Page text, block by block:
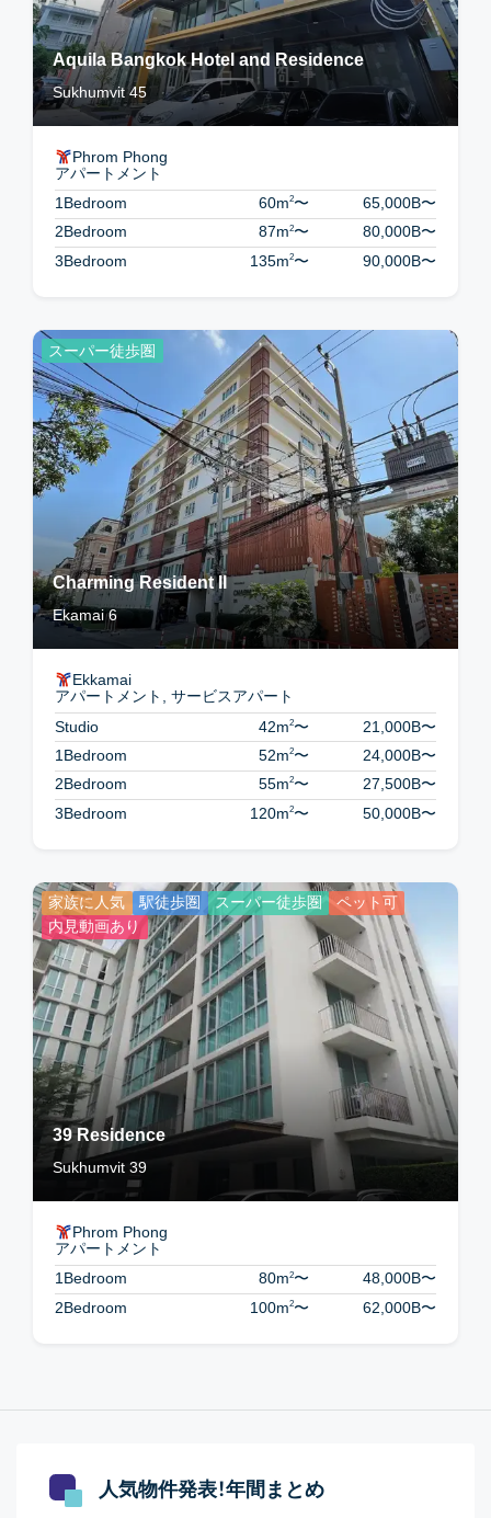
Aquila Bangkok Hotel and Residence
Sukhumvit 45
Phrom Phong
アパートメント
1Bedroom
60m2〜 65,000B〜
2Bedroom
87m2〜 80,000B〜
3Bedroom
135m2〜 90,000B〜
スーパー徒歩圏
Charming Resident II
Ekamai 6
Ekkamai
アパートメント, サービスアパート
Studio
42m2〜 21,000B〜
1Bedroom
52m2〜 24,000B〜
2Bedroom
55m2〜 27,500B〜
3Bedroom
120m2〜 50,000B〜
家族に人気 駅徒歩圏 スーパー徒歩圏
ペット可
内見動画あり
39 Residence
Sukhumvit 39
Phrom Phong
アパートメント
1Bedroom
80m2〜 48,000B〜
2Bedroom
100m2〜 62,000B〜
人気物件発表！年間まとめ